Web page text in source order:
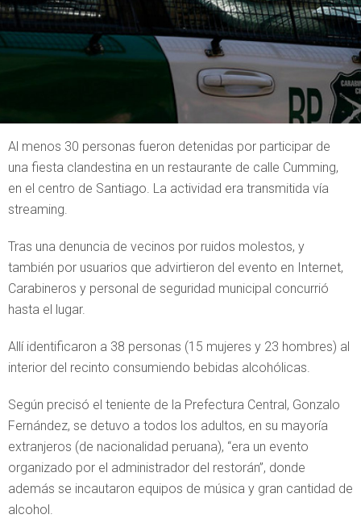
Al menos 30 personas fueron detenidas por participar de
una fiesta clandestina en un restaurante de calle Cumming,
en el centro de Santiago. La actividad era transmitida vía
streaming.
Tras una denuncia de vecinos por ruidos molestos, y
también por usuarios que advirtieron del evento en Internet,
Carabineros y personal de seguridad municipal concurrió
hasta el lugar.
Allí identificaron a 38 personas (15 mujeres y 23 hombres) al
interior del recinto consumiendo bebidas alcohólicas.
Según precisó el teniente de la Prefectura Central, Gonzalo
Fernández, se detuvo a todos los adultos, en su mayoría
extranjeros (de nacionalidad peruana), “era un evento
organizado por el administrador del restorán”, donde
además se incautaron equipos de música y gran cantidad de
alcohol.